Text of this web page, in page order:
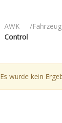
AWK
Control
Es wurde kein